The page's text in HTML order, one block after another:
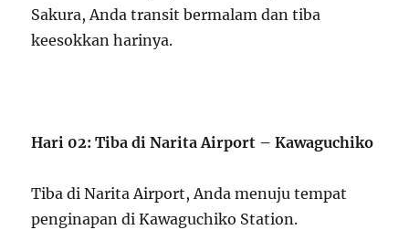
Sakura, Anda transit bermalam dan tiba
keesokkan harinya.
Hari 02: Tiba di Narita Airport – Kawaguchiko
Tiba di Narita Airport, Anda menuju tempat
penginapan di Kawaguchiko Station.